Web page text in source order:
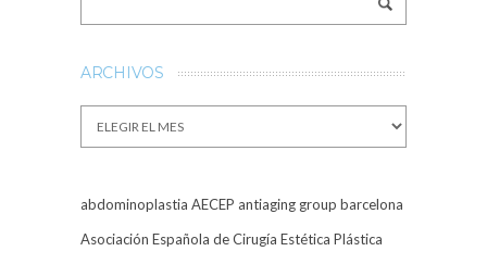
ARCHIVOS
Archivos
abdominoplastia AECEP antiaging group barcelona
Asociación Española de Cirugía Estética Plástica